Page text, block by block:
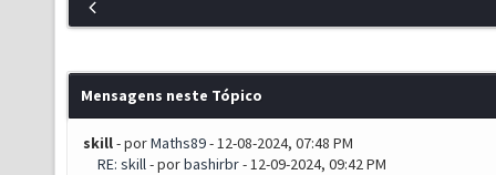
Mensagens neste Tópico
skill- porMaths89- 12-08-2024, 07:48 PM
RE: skill- porbashirbr- 12-09-2024, 09:42 PM